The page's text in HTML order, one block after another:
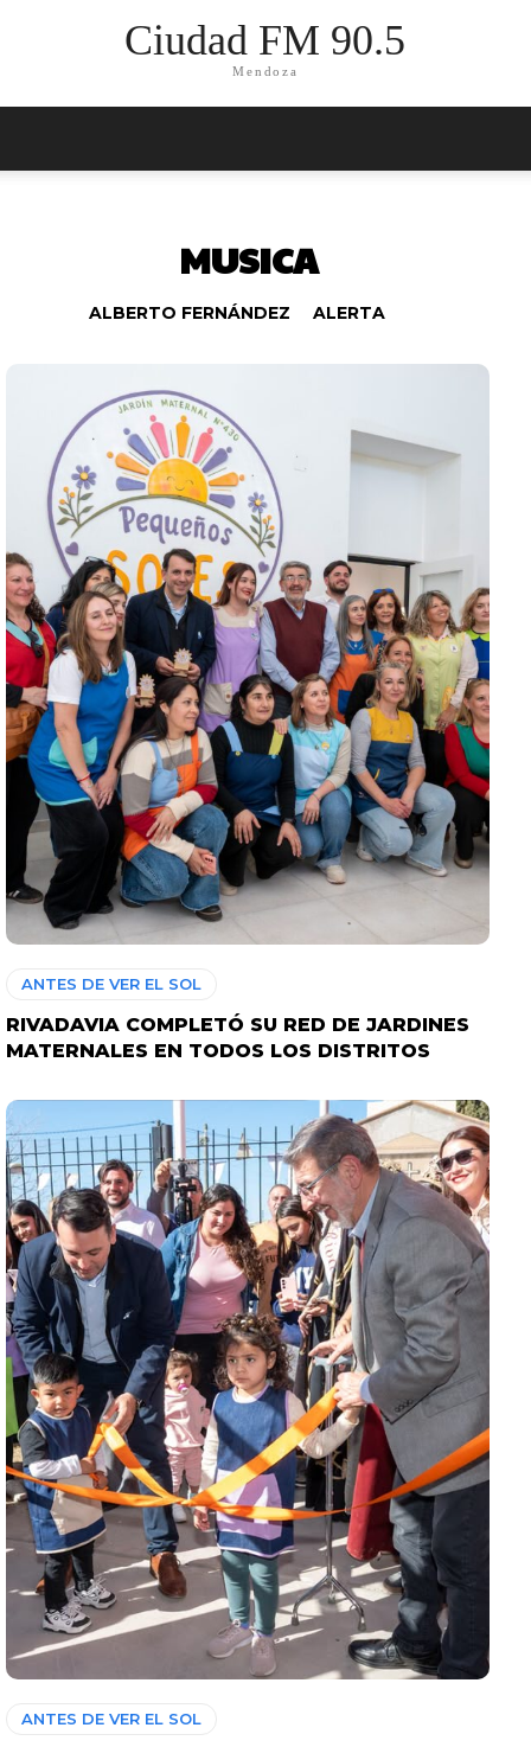
Ciudad FM 90.5
Mendoza
MUSICA
ALBERTO FERNÁNDEZ ALERTA
ANTES DE VER EL SOL
RIVADAVIA COMPLETÓ SU RED DE JARDINES
MATERNALES EN TODOS LOS DISTRITOS
ANTES DE VER EL SOL